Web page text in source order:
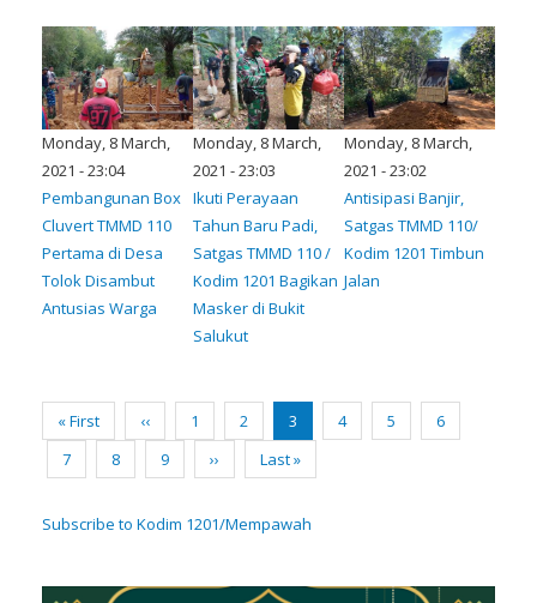
Monday, 8 March,
2021 - 23:04
Pembangunan Box
Cluvert TMMD 110
Pertama di Desa
Tolok Disambut
Antusias Warga
Monday, 8 March,
2021 - 23:03
Ikuti Perayaan
Tahun Baru Padi,
Satgas TMMD 110 /
Kodim 1201 Bagikan
Masker di Bukit
Salukut
Monday, 8 March,
2021 - 23:02
Antisipasi Banjir,
Satgas TMMD 110/
Kodim 1201 Timbun
Jalan
Pagination
First
page
« First
Previous
page
‹‹ Page
1 Page
2
Current
page
3 Page
4 Page
5 Page
6
Page
7 Page
8 Page
9
Next
page
››
Last
page
Last »
Subscribe to Kodim 1201/Mempawah